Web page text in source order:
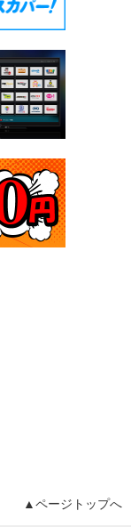
▲ページトップへ